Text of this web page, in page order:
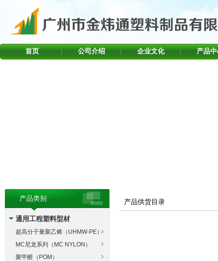
首页 公司介绍 企业文化 产品
产品类别
通用工程塑料型材
超高分子量聚乙烯（UHMW-PE）
MC尼龙系列（MC NYLON）
聚甲醛（POM）
产品供货目录